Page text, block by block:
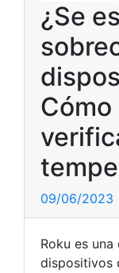
¿Se
09/06/2023
Roku es
dispositivos